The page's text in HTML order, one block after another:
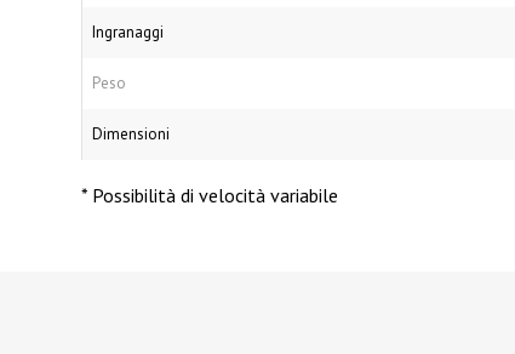
Ingranaggi
Peso
Dimensioni
* Possibilità di velocità variabile